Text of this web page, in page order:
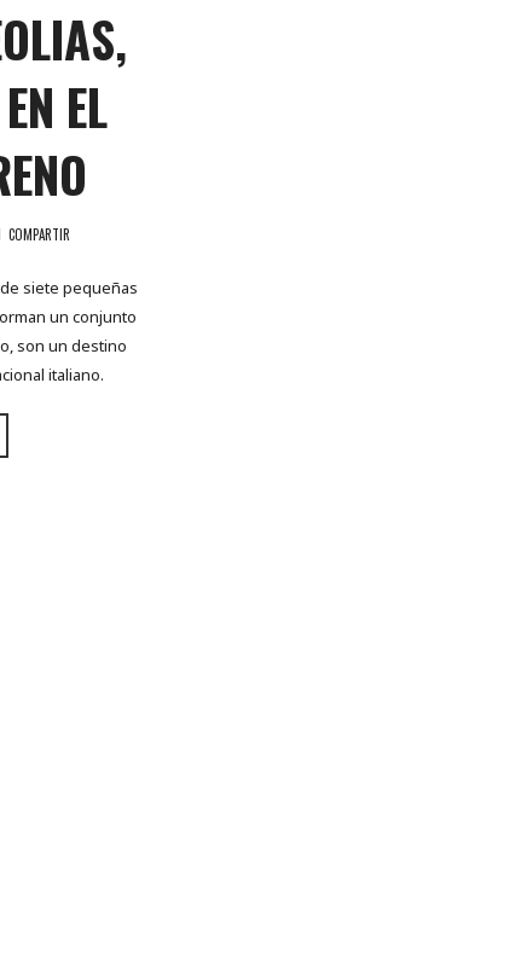
EL
COMPARTIR
siete pequeñas
un conjunto
son un destino
italiano.